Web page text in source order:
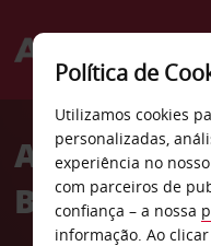
Welcome
AvisAluguer de
Besançon
Política de
Utilizamos cookies
personalizadas,
experiência no
com parceiros de
confiança – a nossa
informação. Ao clicar